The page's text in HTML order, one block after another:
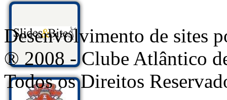
Desenvolvimento de sites
® 2008 - Clube Atlântico
Todos os Direitos